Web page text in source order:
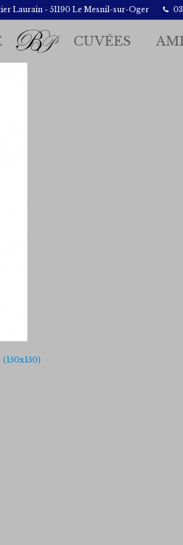
Laurain - 51190 Le Mesnil-sur-Oger
CUVÉES